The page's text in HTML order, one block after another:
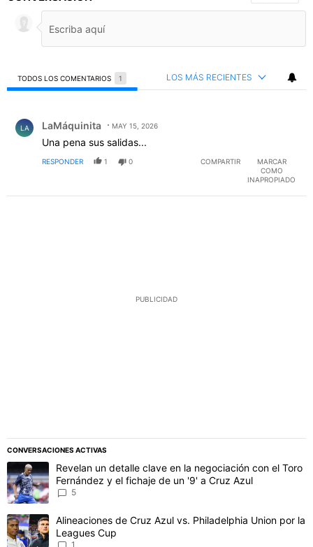
TODOS LOS COMENTARIOS 1 LOS MÁS RECIENTES
LA LaMáquinita MAY 15, 2026
Una pena sus salidas...
RESPONDER 1 0 COMPARTIR
MARCAR
COMO
INAPROPIADO
PUBLICIDAD
CONVERSACIONES ACTIVAS
Este listado muestra los artículos con más comentarios en los
Un artículo de tendencia con el título "Revelan un detalle clave
Revelan un detalle clave en la negociación con el Toro
Fernández y el fichaje de un '9' a Cruz Azul
5
Un artículo de tendencia con el título "Alineaciones de Cruz Azul
Alineaciones de Cruz Azul vs. Philadelphia Union por la
Leagues Cup
1